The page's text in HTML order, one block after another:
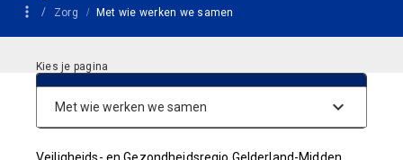
Zorg Met wie werken we samen
Verbonden partijen